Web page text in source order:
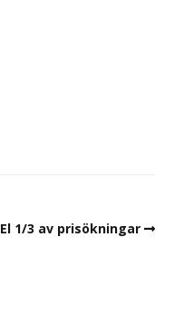
El 1/3 av prisökningar